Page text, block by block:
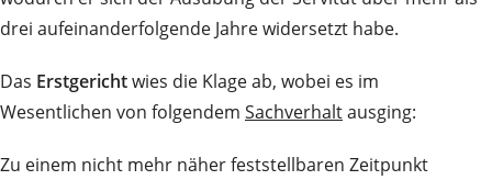
drei aufeinanderfolgende Jahre widersetzt habe.
Das Erstgerichtwies die Klage ab, wobei es im
Wesentlichen von folgendem Sachverhaltausging:
Zu einem nicht mehr näher feststellbaren Zeitpunkt